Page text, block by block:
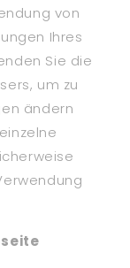
von
Ihres
Sie die
um zu
ändern